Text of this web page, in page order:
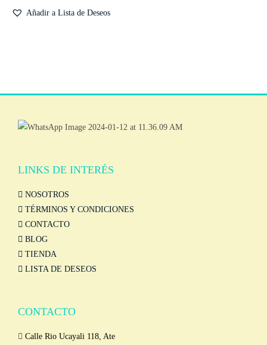
Añadir a Lista de Deseos
LINKS DE INTERÉS
NOSOTROS
TÉRMINOS Y CONDICIONES
CONTACTO
BLOG
TIENDA
LISTA DE DESEOS
CONTACTO
Calle Rio Ucayali 118, Ate